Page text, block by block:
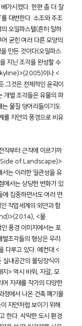
가시켰다. 한편 좀 더 잘
대변한다. 소조와 주조
의 오일파스텔(흔히 말하
굳힌 여러 다른 모양의
만든 것이다(오일파스
지닌 조각을 완성할 수
이나 <
것은 전체적인 윤곽이
개별 조각들은 유물의 파
물질 덩어리들이기도
를 자연의 풍경으로 비유
작부터 근작에 이르기까
Side of Landscape)>
서는 이러한 일관성을 유
에서는 상당한 변화가 있
에 집중하면서도 여러 면
작업세계의 외연과 함
<물
풍경 이미지에서는 포
조각들의 형상은 우리
다루고 있다. 예컨대 <
내공간의 몰딩장식이
지> 역시 바위, 자갈, 모
어 자재를 작가의 다양한
정에서 나온 건축 폐기물
자연처럼 보이기 위해
한다. 삭막한 도시 환경